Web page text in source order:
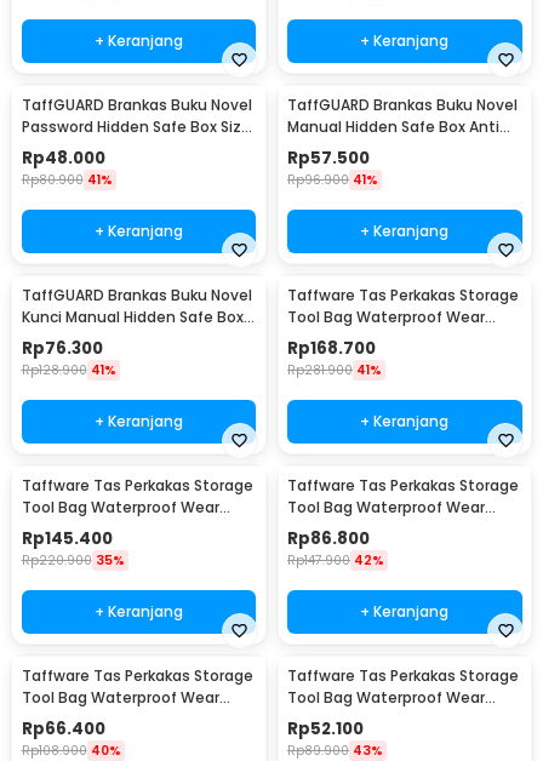
+ Keranjang + Keranjang
TaffGUARD Brankas Buku Novel
Password Hidden Safe Box Size
S - KB-20P
Rp48.000
Rp80.900 41%
+ Keranjang
TaffGUARD Brankas Buku Novel
Manual Hidden Safe Box Anti
Maling Size M - KB-20L
Rp57.500
Rp96.900 41%
+ Keranjang
TaffGUARD Brankas Buku Novel
Kunci Manual Hidden Safe Box
Size L Love - KB-20L
Rp76.300
Rp128.900 41%
+ Keranjang
Taffware Tas Perkakas Storage
Tool Bag Waterproof Wear
Resistant 23 Inch - A02584
Rp168.700
Rp281.900 41%
+ Keranjang
Taffware Tas Perkakas Storage
Tool Bag Waterproof Wear
Resistant 21 Inch - A02584
Rp145.400
Rp220.900 35%
+ Keranjang
Taffware Tas Perkakas Storage
Tool Bag Waterproof Wear
Resistant 18 Inch - A03403
Rp86.800
Rp147.900 42%
+ Keranjang
Taffware Tas Perkakas Storage
Tool Bag Waterproof Wear
Resistant 16 Inch - A03403
Rp66.400
Rp108.900 40%
Taffware Tas Perkakas Storage
Tool Bag Waterproof Wear
Resistant 13 Inch - A03403
Rp52.100
Rp89.900 43%